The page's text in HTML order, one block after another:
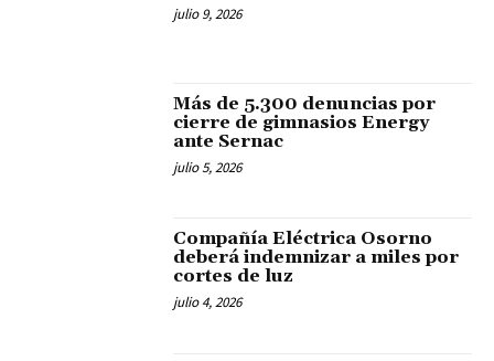
julio 9, 2026
Más de 5.300 denuncias por
cierre de gimnasios Energy
ante Sernac
julio 5, 2026
Compañía Eléctrica Osorno
deberá indemnizar a miles por
cortes de luz
julio 4, 2026